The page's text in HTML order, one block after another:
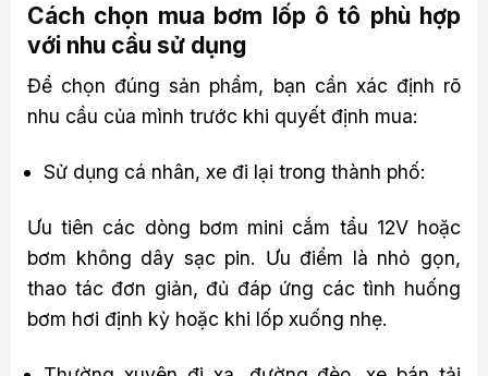
Cách chọn mua bơm lốp ô tô phù hợp
với nhu cầu sử dụng
Để chọn đúng sản phẩm, bạn cần xác định rõ
nhu cầu của mình trước khi quyết định mua:
Sử dụng cá nhân, xe đi lại trong thành phố:
Ưu tiên các dòng bơm mini cắm tẩu 12V hoặc
bơm không dây sạc pin. Ưu điểm là nhỏ gọn,
thao tác đơn giản, đủ đáp ứng các tình huống
bơm hơi định kỳ hoặc khi lốp xuống nhẹ.